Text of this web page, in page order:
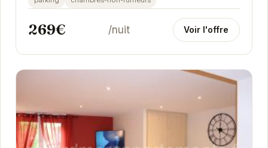
269€ /nuit Voir l'offre